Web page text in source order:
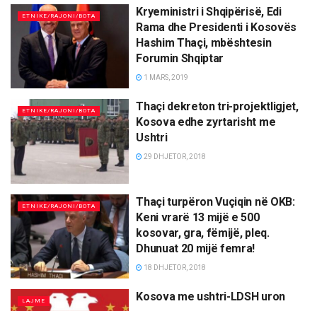
ETNIKE/RAJONI/BOTA
Kryeministri i Shqipërisë, Edi
Rama dhe Presidenti i Kosovës
Hashim Thaçi, mbështesin
Forumin Shqiptar
1 MARS, 2019
ETNIKE/RAJONI/BOTA
Thaçi dekreton tri-projektligjet,
Kosova edhe zyrtarisht me
Ushtri
29 DHJETOR, 2018
ETNIKE/RAJONI/BOTA
Thaçi turpëron Vuçiqin në OKB:
Keni vrarë 13 mijë e 500
kosovar, gra, fëmijë, pleq.
Dhunuat 20 mijë femra!
18 DHJETOR, 2018
LAJME Kosova me ushtri-LDSH uron